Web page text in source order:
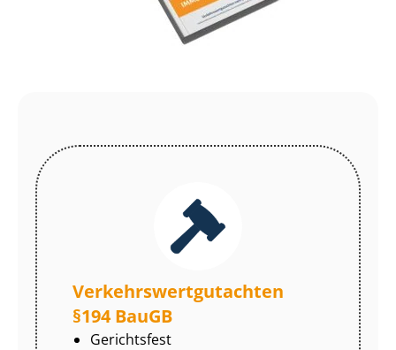
Ver­kehrs­wert­gut­ach­ten
§194 BauGB
Gerichtsfest